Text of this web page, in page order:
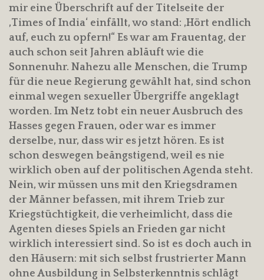
mir eine Überschrift auf der Titelseite der
‚Times of India‘ einfällt, wo stand: ‚Hört endlich
auf, euch zu opfern!“ Es war am Frauentag, der
auch schon seit Jahren abläuft wie die
Sonnenuhr. Nahezu alle Menschen, die Trump
für die neue Regierung gewählt hat, sind schon
einmal wegen sexueller Übergriffe angeklagt
worden. Im Netz tobt ein neuer Ausbruch des
Hasses gegen Frauen, oder war es immer
derselbe, nur, dass wir es jetzt hören. Es ist
schon deswegen beängstigend, weil es nie
wirklich oben auf der politischen Agenda steht.
Nein, wir müssen uns mit den Kriegsdramen
der Männer befassen, mit ihrem Trieb zur
Kriegstüchtigkeit, die verheimlicht, dass die
Agenten dieses Spiels an Frieden gar nicht
wirklich interessiert sind. So ist es doch auch in
den Häusern: mit sich selbst frustrierter Mann
ohne Ausbildung in Selbsterkenntnis schlägt